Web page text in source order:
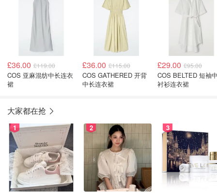
£36.00 £119.00
COS 亚麻混纺中长连衣
裙
£36.00 £115.00
COS GATHERED 开背
中长连衣裙
£29.00 £95.00
COS BELTED 短袖
衬衫连衣裙
大家都在抢
1 2 3